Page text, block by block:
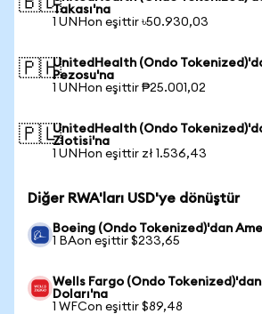
Takası'na
1 UNHon eşittir ৳50.930,03
🇵🇭UnitedHealth (Ondo
Pezosu'na
1 UNHon eşittir ₱25.001,02
🇵🇱UnitedHealth (Ondo
Zlotisi'na
1 UNHon eşittir zł 1.536,43
Diğer RWA'ları USD'ye dönüştür
Boeing (Ondo Tokenized)'dan
1 BAon eşittir $233,65
Wells Fargo (Ondo
Doları'na
1 WFCon eşittir $89,48